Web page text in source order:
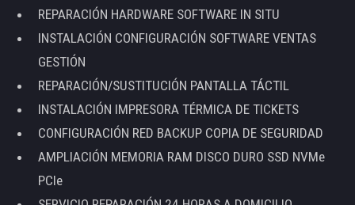
REPARACIÓN HARDWARE SOFTWARE IN SITU
INSTALACIÓN CONFIGURACIÓN SOFTWARE VENTAS
GESTIÓN
REPARACIÓN/SUSTITUCIÓN PANTALLA TÁCTIL
INSTALACIÓN IMPRESORA TÉRMICA DE TICKETS
CONFIGURACIÓN RED BACKUP COPIA DE SEGURIDAD
AMPLIACIÓN MEMORIA RAM DISCO DURO SSD NVMe
PCIe